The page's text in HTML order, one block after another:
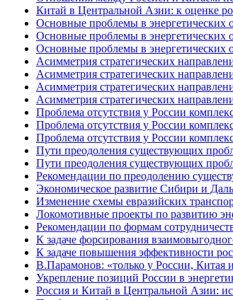
Китай в Центральной Азии: к оценке
Основные проблемы в энергетических
Основные проблемы в энергетических
Основные проблемы в энергетических
Асимметрия стратегических
Асимметрия стратегических
Асимметрия стратегических
Асимметрия стратегических
Проблема отсутствия у России
Проблема отсутствия у России
Проблема отсутствия у России
Пути преодоления существующих
Пути преодоления существующих
Рекомендации по преодолению
Экономическое развитие Сибири и
Изменение схемы евразийских
Локомотивные проекты по развитию
Рекомендации по формам
К задаче форсирования
К задаче повышения эффективности
В.Парамонов: «только у России, Китая
Укрепление позиций России в
Россия и Китай в Центральной Азии: